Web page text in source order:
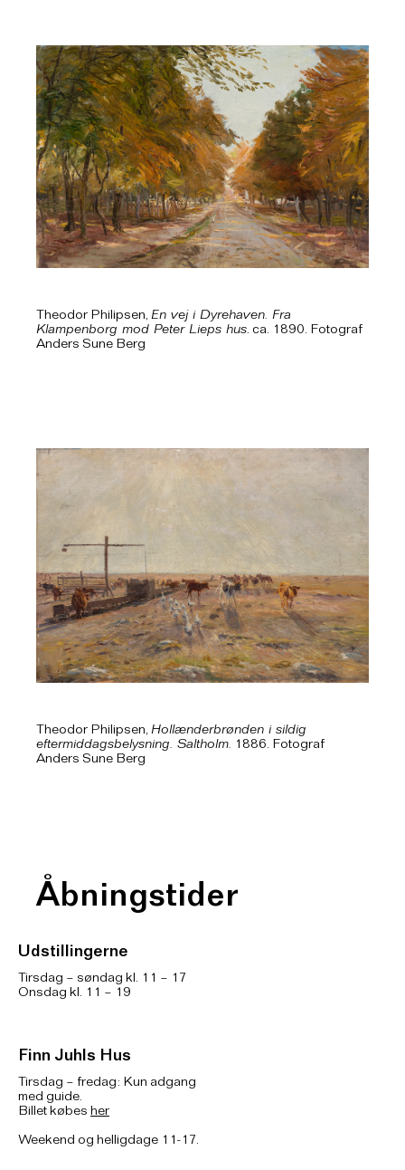
Theodor Philipsen, En vej i Dyrehaven. Fra
Klampenborg mod Peter Lieps hus. ca. 1890. Fotograf
Anders Sune Berg
Theodor Philipsen, Hollænderbrønden i sildig
eftermiddagsbelysning. Saltholm. 1886. Fotograf
Anders Sune Berg
Åbningstider
Udstillingerne
Tirsdag – søndag kl. 11 – 17
Onsdag kl. 11 – 19
Finn Juhls Hus
Tirsdag – fredag: Kun adgang
med guide.
Billet købes her
Weekend og helligdage 11-17.